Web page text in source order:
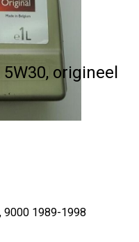
origineel
9000 1989-1998